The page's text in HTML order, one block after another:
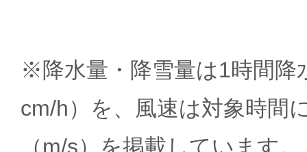
※降水量・降雪量は1時間降
cm/h）を、風速は対象時間
（m/s）を掲載しています。